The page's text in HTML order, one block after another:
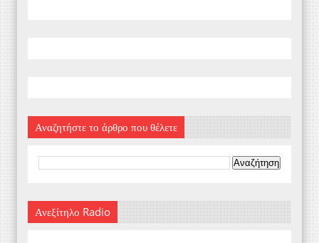
Αναζητήστε το άρθρο που θέλετε
Ανεξίτηλο Radio